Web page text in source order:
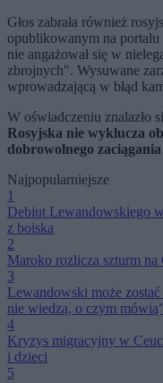
Głos zabrała również
opublikowanym na
nie angażował się w
zbrojnych". Wysuwane
wprowadzającą w błąd
W oświadczeniu znalazło
Rosyjska nie wyklucza
dobrowolnego
Najpopularniejsze
1
Debiut Lewandowskiego
z boiska
2
Maroko rozlicza szturm
3
Lewandowski może
nie wiedzą, o czym mówią”
4
Kryzys migracyjny w
i dzieci
5